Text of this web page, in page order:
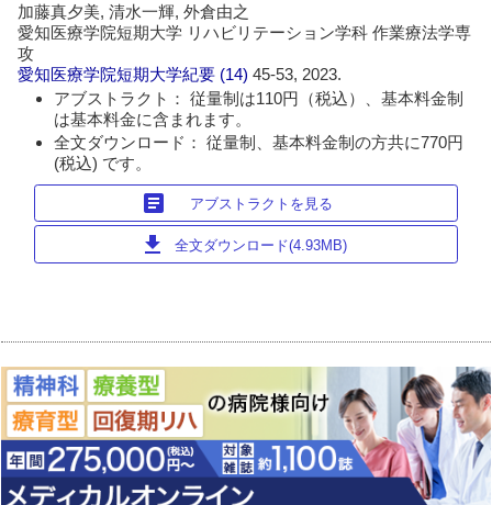
加藤真夕美, 清水一輝, 外倉由之
愛知医療学院短期大学 リハビリテーション学科 作業療法学専
攻
愛知医療学院短期大学紀要 (14)45-53, 2023.
アブストラクト： 従量制は110円（税込）、基本料金制
は基本料金に含まれます。
全文ダウンロード： 従量制、基本料金制の方共に770円
(税込) です。
article アブストラクトを見る
download 全文ダウンロード(4.93MB)